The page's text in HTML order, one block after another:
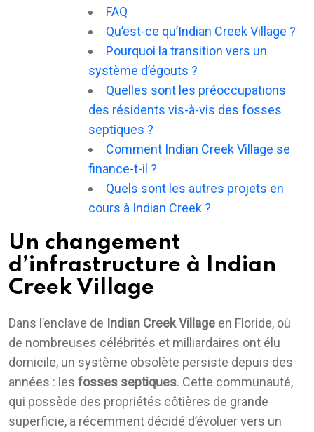
FAQ
Qu’est-ce qu’Indian Creek Village ?
Pourquoi la transition vers un
système d’égouts ?
Quelles sont les préoccupations
des résidents vis-à-vis des fosses
septiques ?
Comment Indian Creek Village se
finance-t-il ?
Quels sont les autres projets en
cours à Indian Creek ?
Un changement
d’infrastructure à Indian
Creek Village
Dans l’enclave de Indian Creek Village en Floride, où
de nombreuses célébrités et milliardaires ont élu
domicile, un système obsolète persiste depuis des
années : les fosses septiques. Cette communauté,
qui possède des propriétés côtières de grande
superficie, a récemment décidé d’évoluer vers un